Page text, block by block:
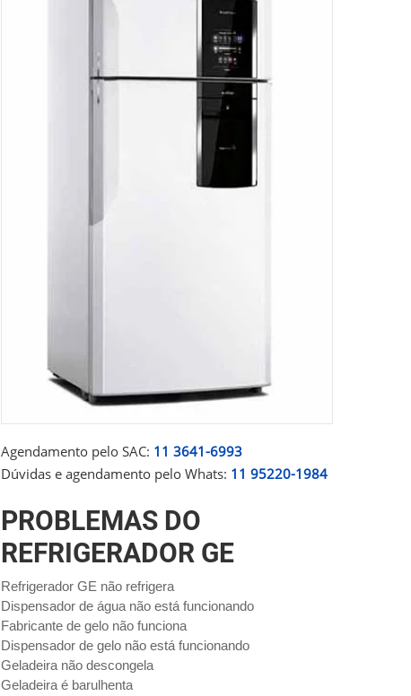
Agendamento pelo SAC: 11 3641-6993
Dúvidas e agendamento pelo Whats: 11 95220-1984
PROBLEMAS DO
REFRIGERADOR GE
Refrigerador GE não refrigera
Dispensador de água não está funcionando
Fabricante de gelo não funciona
Dispensador de gelo não está funcionando
Geladeira não descongela
Geladeira é barulhenta